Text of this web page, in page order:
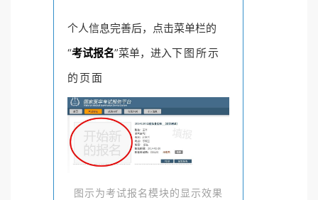
个人信息完善后，点击菜单栏的
“考试报名”菜单，进入下图所示
的页面
图示为考试报名模块的显示效果